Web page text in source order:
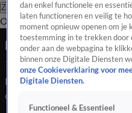
Zoeken
OverzichtRegioUitzendingen
Drie explosies in één
12 sep 2024, 07:57
Drie explosies in Den Bosch
op donderdag flinke schade
dan enkel functionele en
laten functioneren en veilig te
moment opnieuw openen om je
toestemming in te trekken door
onder aan de webpagina te
binnen onze Digitale Diensten
onze Cookieverklaring voor
Digitale Diensten.
Functioneel & Essentieel